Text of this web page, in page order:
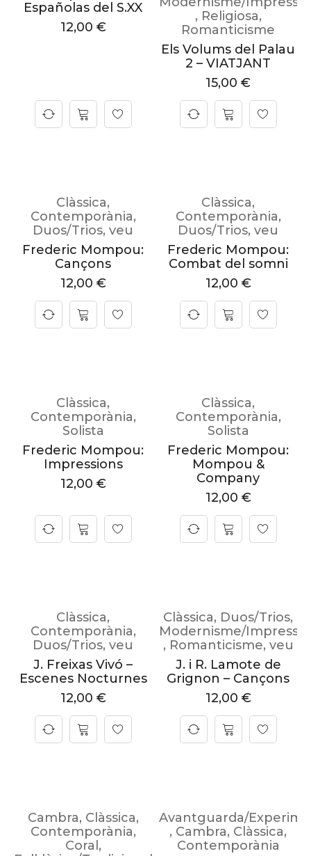
Españolas del S.XX
12,00 €
, Religiosa,
Romanticisme
Els Volums del Palau
2 – VIATJANT
15,00 €
Clàssica,
Contemporània,
Duos/Trios, veu
Frederic Mompou:
Cançons
12,00 €
Clàssica,
Contemporània,
Duos/Trios, veu
Frederic Mompou:
Combat del somni
12,00 €
Clàssica,
Contemporània,
Solista
Frederic Mompou:
Impressions
12,00 €
Clàssica,
Contemporània,
Solista
Frederic Mompou:
Mompou &
Company
12,00 €
Clàssica,
Contemporània,
Duos/Trios, veu
J. Freixas Vivó –
Escenes Nocturnes
12,00 €
Clàssica, Duos/Trios,
Modernisme/
, Romanticisme, veu
J. i R. Lamote de
Grignon – Cançons
12,00 €
Cambra, Clàssica,
Contemporània,
Coral ,
Avantguarda/
, Cambra, Clàssica,
Contemporània